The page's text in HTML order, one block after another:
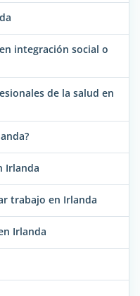
integración social o
de la salud en
Irlanda
trabajo en Irlanda
Irlanda